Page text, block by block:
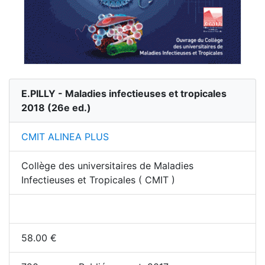
E.PILLY - Maladies infectieuses et tropicales
2018 (26e ed.)
CMIT ALINEA PLUS
Collège des universitaires de Maladies
Infectieuses et Tropicales ( CMIT )
58.00 €